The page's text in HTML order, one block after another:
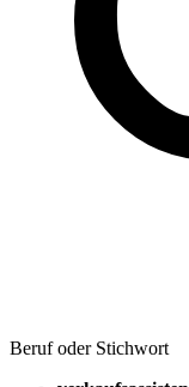
Beruf oder Stichwort